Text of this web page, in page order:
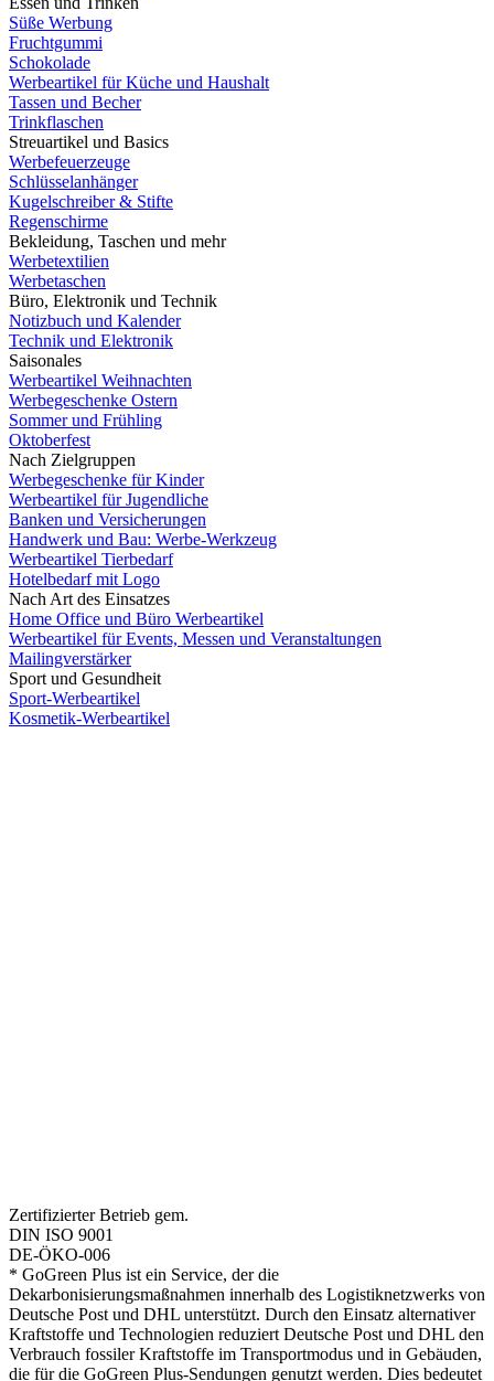
Süße Werbung
Fruchtgummi
Schokolade
Werbeartikel für Küche und Haushalt
Tassen und Becher
Trinkflaschen
Streuartikel und Basics
Werbefeuerzeuge
Schlüsselanhänger
Kugelschreiber & Stifte
Regenschirme
Bekleidung, Taschen und mehr
Werbetextilien
Werbetaschen
Büro, Elektronik und Technik
Notizbuch und Kalender
Technik und Elektronik
Saisonales
Werbeartikel Weihnachten
Werbegeschenke Ostern
Sommer und Frühling
Oktoberfest
Nach Zielgruppen
Werbegeschenke für Kinder
Werbeartikel für Jugendliche
Banken und Versicherungen
Handwerk und Bau: Werbe-Werkzeug
Werbeartikel Tierbedarf
Hotelbedarf mit Logo
Nach Art des Einsatzes
Home Office und Büro Werbeartikel
Werbeartikel für Events, Messen und Veranstaltungen
Mailingverstärker
Sport und Gesundheit
Sport-Werbeartikel
Kosmetik-Werbeartikel
Zertifizierter Betrieb gem.
DIN ISO 9001
DE-ÖKO-006
* GoGreen Plus ist ein Service, der die
Dekarbonisierungsmaßnahmen innerhalb des Logistiknetzwerks von
Deutsche Post und DHL unterstützt. Durch den Einsatz alternativer
Kraftstoffe und Technologien reduziert Deutsche Post und DHL den
Verbrauch fossiler Kraftstoffe im Transportmodus und in Gebäuden,
die für die GoGreen Plus-Sendungen genutzt werden. Dies bedeutet